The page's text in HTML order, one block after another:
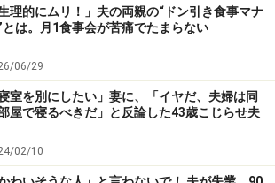
『遊びみたいなもの』だと思ってい
出張だったんですが、出張前後って
ってしまうんですよね。帰ってきてか
わ』となにげなくつぶやいたら、『そ
くればしかたないでしょ』って。出張
るわけ？ 思わずそう言ったら知らん顔
生理的にムリ！」夫の両親の“ドン引き食事マナ
とは。月1食事会が苦痛でたまらない
06/29
寝室を別にしたい」妻に、「イヤだ、夫婦は同
屋で寝るべきだ」と反論した43歳こじらせ夫
02/10